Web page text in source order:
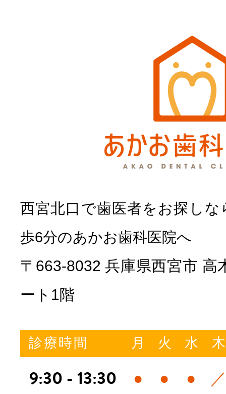
西宮北口で歯医者をお探し
歩6分のあかお歯科医院へ
〒663-8032 兵庫県西宮市 高
ート1階
診療時間 月 火 水
9:30 - 13:30 ● ● ●